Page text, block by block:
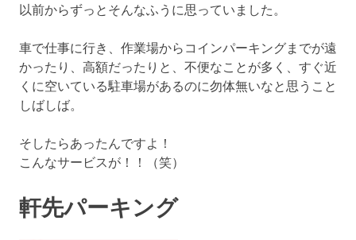
以前からずっとそんなふうに思っていました。
車で仕事に行き、作業場からコインパーキングまでが遠
かったり、高額だったりと、不便なことが多く、すぐ近
くに空いている駐車場があるのに勿体無いなと思うこと
しばしば。
そしたらあったんですよ！
こんなサービスが！！（笑）
軒先パーキング